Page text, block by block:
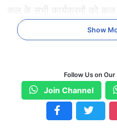
कल के सभी कार्यक्रमों को कल
है। वही अभी-अभी प्रियंका
है। भारत के पूर्व प्रधानमंत्री
यानी शुक्रवार को कर्नाटक में
कर दिया है। बताया जा रहा है
खड़गे और नेता प्रतिपक्ष राहुल
Show
Follow Us on
Join Channel